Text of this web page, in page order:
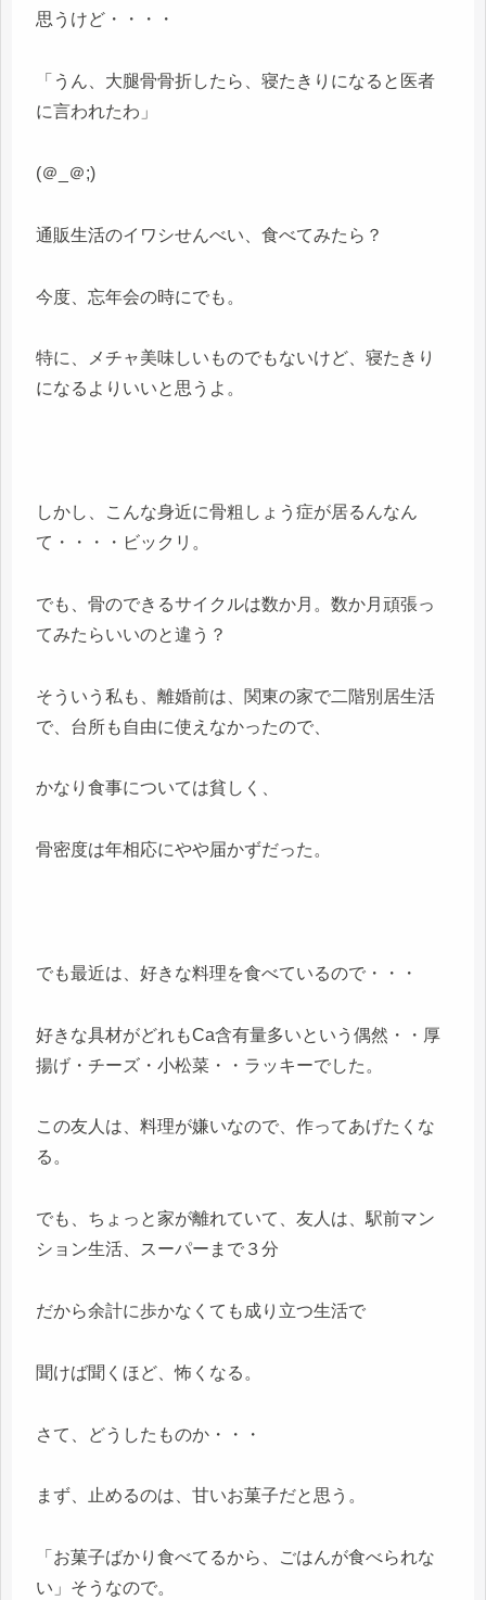
思うけど・・・・
「うん、大腿骨骨折したら、寝たきりになると医者
に言われたわ」
(＠_＠;)
通販生活のイワシせんべい、食べてみたら？
今度、忘年会の時にでも。
特に、メチャ美味しいものでもないけど、寝たきり
になるよりいいと思うよ。
しかし、こんな身近に骨粗しょう症が居るんなん
て・・・・ビックリ。
でも、骨のできるサイクルは数か月。数か月頑張っ
てみたらいいのと違う？
そういう私も、離婚前は、関東の家で二階別居生活
で、台所も自由に使えなかったので、
かなり食事については貧しく、
骨密度は年相応にやや届かずだった。
でも最近は、好きな料理を食べているので・・・
好きな具材がどれもCa含有量多いという偶然・・厚
揚げ・チーズ・小松菜・・ラッキーでした。
この友人は、料理が嫌いなので、作ってあげたくな
る。
でも、ちょっと家が離れていて、友人は、駅前マン
ション生活、スーパーまで３分
だから余計に歩かなくても成り立つ生活で
聞けば聞くほど、怖くなる。
さて、どうしたものか・・・
まず、止めるのは、甘いお菓子だと思う。
「お菓子ばかり食べてるから、ごはんが食べられな
い」そうなので。